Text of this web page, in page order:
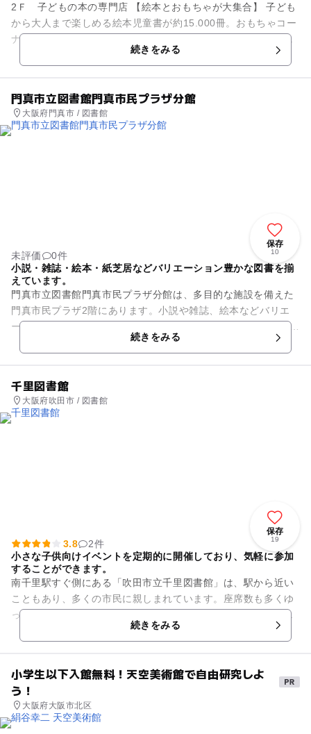
2Ｆ 子どもの本の専門店 【絵本とおもちゃが大集合】 子ども
から大人まで楽しめる絵本児童書が約15.000冊。おもちゃコー
ナーでは、厳選した世界から集めたおもちゃが並んでいます。
続きをみる
門真市立図書館門真市民プラザ分館
大阪府門真市 / 図書館
保存
10
未評価
0件
小説・雑誌・絵本・紙芝居などバリエーション豊かな図書を揃
えています。
門真市立図書館門真市民プラザ分館は、多目的な施設を備えた
門真市民プラザ2階にあります。小説や雑誌、絵本などバリエ
ーション豊かな図書やCD・DVDなどを揃えており、どなたでも
楽しめる図書館です。あ...続きをみる
千里図書館
大阪府吹田市 / 図書館
保存
19
3.8
2件
小さな子供向けイベントを定期的に開催しており、気軽に参加
することができます。
南千里駅すぐ側にある「吹田市立千里図書館」は、駅から近い
こともあり、多くの市民に親しまれています。座席数も多くゆ
ったりとくつろげる空間となっております。児童書や絵本をは
じめ、お子さん向けの本を数...続きをみる
小学生以下入館無料！天空美術館で自由研究しよ
う！
大阪府大阪市北区